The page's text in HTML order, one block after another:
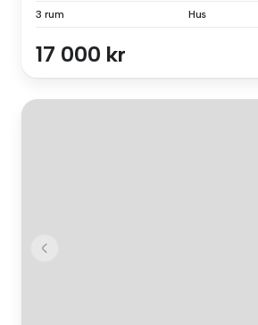
3 rum Hus
17 000 kr